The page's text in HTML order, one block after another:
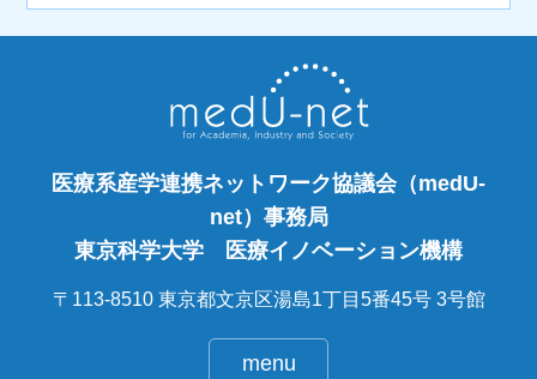
医療系産学連携ネットワーク協議会（medU-
net）事務局
東京科学大学 医療イノベーション機構
〒113-8510 東京都文京区湯島1丁目5番45号 3号館
menu